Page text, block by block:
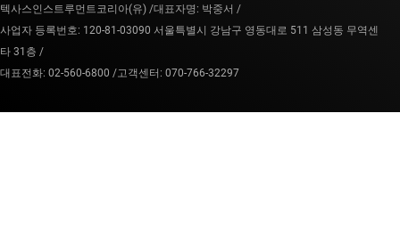
텍사스인스트루먼트코리아(유) /대표자명: 박중서 /
사업자 등록번호: 120-81-03090 서울특별시 강남구 영동대로 511 삼성동 무역센
타 31층 /
대표전화: 02-560-6800 /고객센터: 070-766-32297